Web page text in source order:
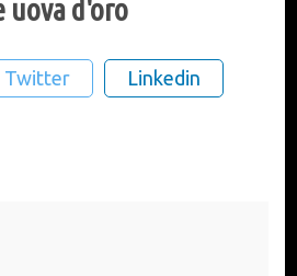
uova d'oro
Twitter Linkedin